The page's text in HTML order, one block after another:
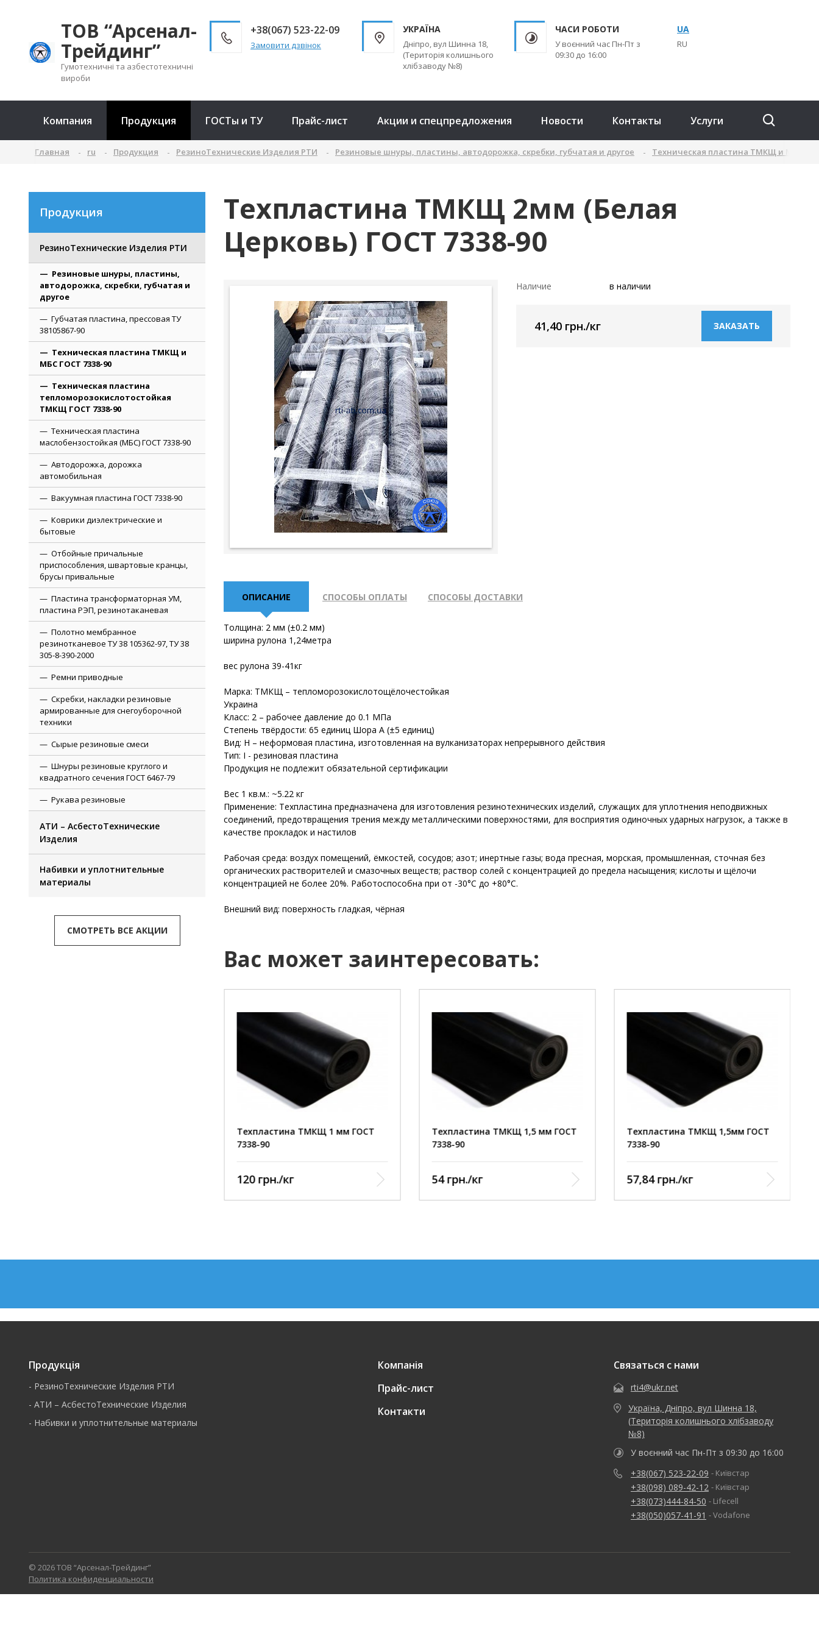
ТОВ “Арсенал-
Трейдинг”
Гумотехничні та азбестотехничні
вироби
+38(067) 523-22-09
Замовити дзвінок
УКРАЇНА
Дніпро, вул Шинна 18,
(Територія колишнього
хлібзаводу №8)
ЧАСИ РОБОТИ
У воєнний час Пн-Пт з
09:30 до 16:00
UA
RU
Компания Продукция ГОСТы и ТУ Прайс-лист Акции и спецпредложения Новости Контакты Услуги
Главная ru Продукция РезиноТехнические Изделия РТИ Резиновые шнуры, пластины, автодорожка, скребки, губчатая и другое Техническая пластина ТМКЩ и МБС
Продукция
РезиноТехнические Изделия РТИ
Резиновые шнуры, пластины,
автодорожка, скребки, губчатая и
другое
Губчатая пластина, прессовая ТУ
38105867-90
Техническая пластина ТМКЩ и
МБС ГОСТ 7338-90
Техническая пластина
тепломорозокислотостойкая
ТМКЩ ГОСТ 7338-90
Техническая пластина
маслобензостойкая (МБС) ГОСТ 7338-90
Автодорожка, дорожка
автомобильная
Вакуумная пластина ГОСТ 7338-90
Коврики диэлектрические и
бытовые
Отбойные причальные
приспособления, швартовые кранцы,
брусы привальные
Пластина трансформаторная УМ,
пластина РЭП, резинотаканевая
Полотно мембранное
резинотканевое ТУ 38 105362-97, ТУ 38
305-8-390-2000
Ремни приводные
Скребки, накладки резиновые
армированные для снегоуборочной
техники
Сырые резиновые смеси
Шнуры резиновые круглого и
квадратного сечения ГОСТ 6467-79
Рукава резиновые
АТИ – АсбестоТехнические
Изделия
Набивки и уплотнительные
материалы
СМОТРЕТЬ ВСЕ АКЦИИ
Техпластина ТМКЩ 2мм (Белая
Церковь) ГОСТ 7338-90
Наличие в наличии
41,40 грн./кг ЗАКАЗАТЬ
ОПИСАНИЕ СПОСОБЫ ОПЛАТЫ СПОСОБЫ ДОСТАВКИ
Толщина: 2 мм (±0.2 мм)
ширина рулона 1,24метра
вес рулона 39-41кг
Марка: ТМКЩ – тепломорозокислотощёлочестойкая
Украина
Класс: 2 – рабочее давление до 0.1 МПа
Степень твёрдости: 65 единиц Шора А (±5 единиц)
Вид: Н – неформовая пластина, изготовленная на вулканизаторах непрерывного действия
Тип: I - резиновая пластина
Продукция не подлежит обязательной сертификации
Вес 1 кв.м.: ~5.22 кг
Применение: Техпластина предназначена для изготовления резинотехнических изделий, служащих для уплотнения неподвижных
соединений, предотвращения трения между металлическими поверхностями, для восприятия одиночных ударных нагрузок, а также в
качестве прокладок и настилов
Рабочая среда: воздух помещений, ёмкостей, сосудов; азот; инертные газы; вода пресная, морская, промышленная, сточная без
органических растворителей и смазочных веществ; раствор солей с концентрацией до предела насыщения; кислоты и щёлочи
концентрацией не более 20%. Работоспособна при от -30°С до +80°С.
Внешний вид: поверхность гладкая, чёрная
Вас может заинтересовать:
Техпластина ТМКЩ 1 мм ГОСТ
7338-90
120 грн./кг
Техпластина ТМКЩ 1,5 мм ГОСТ
7338-90
54 грн./кг
Техпластина ТМКЩ 1,5мм ГОСТ
7338-90
57,84 грн./кг
Продукція
- РезиноТехнические Изделия РТИ
- АТИ – АсбестоТехнические Изделия
- Набивки и уплотнительные материалы
Компанія
Прайс-лист
Контакти
Связаться с нами
rti4@ukr.net
Україна, Дніпро, вул Шинна 18,
(Територія колишнього хлібзаводу
№8)
У воєнний час Пн-Пт з 09:30 до 16:00
+38(067) 523-22-09 - Київстар
+38(098) 089-42-12 - Київстар
+38(073)444-84-50 - Lifecell
+38(050)057-41-91 - Vodafone
© 2026 ТОВ “Арсенал-Трейдинг”
Политика конфиденциальности